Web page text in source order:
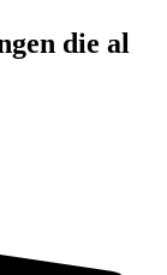
die al